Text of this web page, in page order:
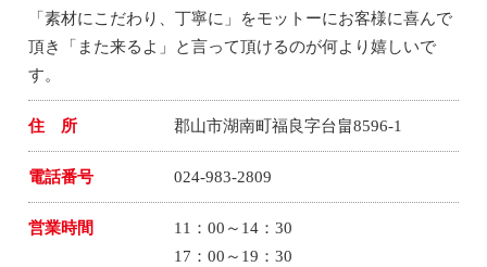
「素材にこだわり、丁寧に」をモットーにお客様に喜んで
頂き「また来るよ」と言って頂けるのが何より嬉しいで
す。
住 所 郡山市湖南町福良字台畠8596-1
電話番号 024-983-2809
営業時間
11：00～14：30
17：00～19：30